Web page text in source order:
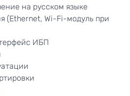
на русском языке
(Ethernet, Wi-Fi-модуль при
ИБП